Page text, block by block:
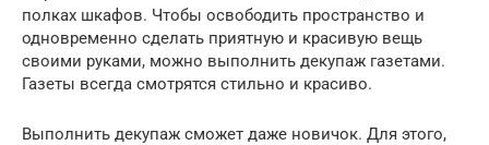
полках шкафов. Чтобы освободить пространство и
одновременно сделать приятную и красивую вещь
своими руками, можно выполнить декупаж газетами.
Газеты всегда смотрятся стильно и красиво.
Выполнить декупаж сможет даже новичок. Для этого,